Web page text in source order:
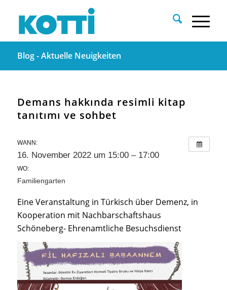
Blog - Aktuelle Neuigkeiten
Demans hakkında resimli kitap
tanıtımı ve sohbet
WANN:
16. November 2022 um 15:00 – 17:00
WO:
Familiengarten
Eine Veranstaltung in Türkisch über Demenz, in
Kooperation mit Nachbarschaftshaus
Schöneberg- Ehrenamtliche Besuchsdienst